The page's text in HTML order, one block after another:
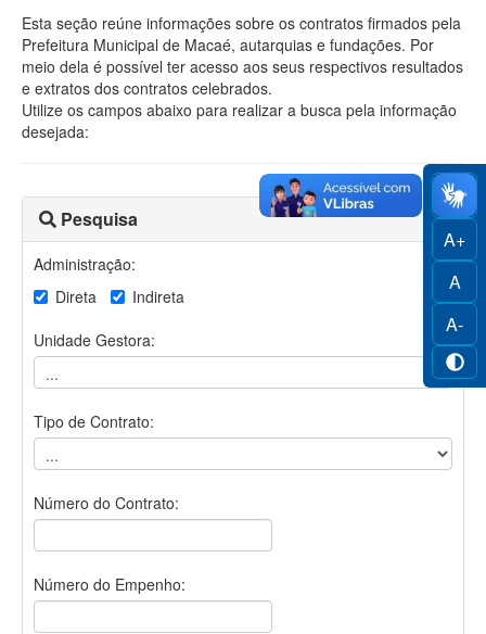
A+
A
A-
Esta seção reúne informações sobre os contratos firmados pela
Prefeitura Municipal de Macaé, autarquias e fundações. Por
meio dela é possível ter acesso aos seus respectivos resultados
e extratos dos contratos celebrados.
Utilize os campos abaixo para realizar a busca pela informação
desejada:
Pesquisa
Administração:
Direta
Indireta
Unidade Gestora:
Tipo de Contrato:
Número do Contrato:
Número do Empenho: